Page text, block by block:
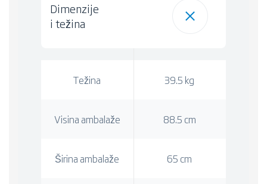
Dimenzije
i težina
Težina 39.5 kg
Visina ambalaže 88.5 cm
Širina ambalaže 65 cm